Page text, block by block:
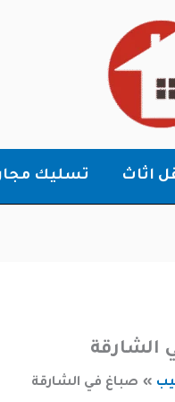
اثاث تسليك
الشارقة
صباغ في الشارقة